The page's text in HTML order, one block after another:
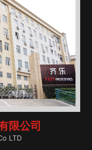
限公司
LTD